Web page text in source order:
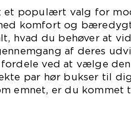
et populært valg for
komfort og
hvad du behøver at
af deres
ved at vælge
par hør bukser til
emnet, er du kommet